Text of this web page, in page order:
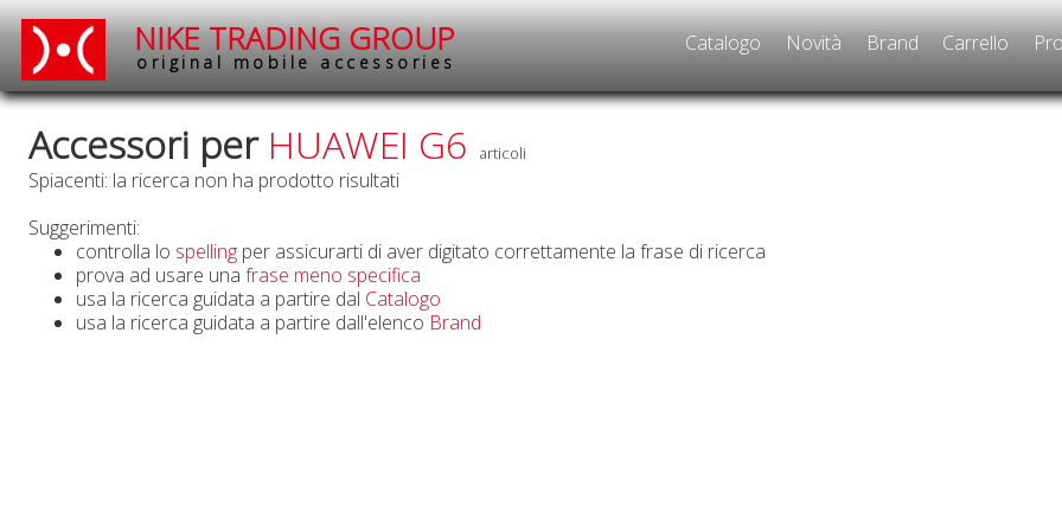
NIKE TRADING GROUP
original mobile accessories
Catalogo Novità Brand Carrello
Accessori per HUAWEI G6 articoli
Spiacenti: la ricerca non ha prodotto risultati
Suggerimenti:
controlla lo spelling per assicurarti di aver digitato correttamente la frase di ricerca
prova ad usare una frase meno specifica
usa la ricerca guidata a partire dal Catalogo
usa la ricerca guidata a partire dall'elenco Brand